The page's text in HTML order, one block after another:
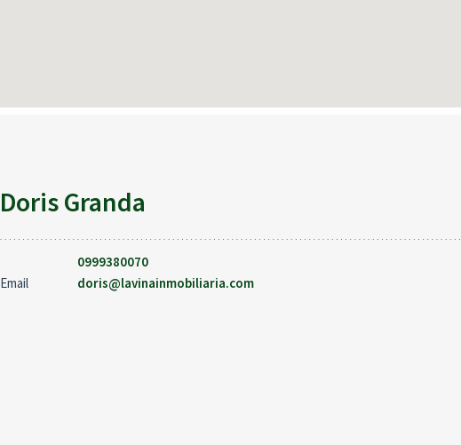
Doris Granda
0999380070
Email
doris@lavinainmobiliaria.com